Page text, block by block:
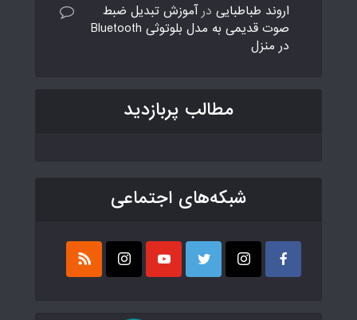
اروند طباطبایی درآموزش تبدیل ضبط
صوت قدیمی به مدل بلوتوثی Bluetooth
در منزل
مطالب پربازدید
شبکه‌های اجتماعی